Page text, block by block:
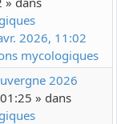
2026, 11:02
mycologiques
2026
» dans